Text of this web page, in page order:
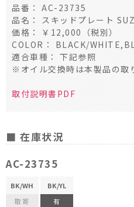
品番： AC-23735
品名： スキッドプレート
価格： ￥12,000（税別）
COLOR： BLACK/
適合車種： 下記参照
※オイル交換時は本製品の取
取付説明書PDF
■ 在庫状況
AC-23735
BK/WH
取寄
BK/YL
有